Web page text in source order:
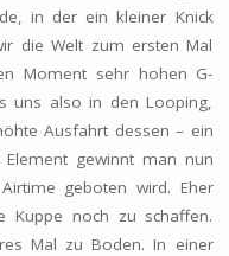
in der ein kleiner Knick
die Welt zum ersten Mal
Moment sehr hohen G-
uns also in den Looping,
Ausfahrt dessen – ein
gewinnt man nun
geboten wird. Eher
Kuppe noch zu schaffen.
Mal zu Boden. In einer